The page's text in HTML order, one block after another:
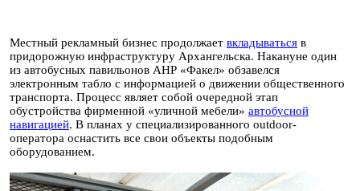
Местный рекламный бизнес продолжает вкладываться в
придорожную инфраструктуру Архангельска. Накануне один
из автобусных павильонов АНР «Факел» обзавелся
электронным табло с информацией о движении общественного
транспорта. Процесс являет собой очередной этап
обустройства фирменной «уличной мебели» автобусной
навигацией. В планах у специализированного outdoor-
оператора оснастить все свои объекты подобным
оборудованием.